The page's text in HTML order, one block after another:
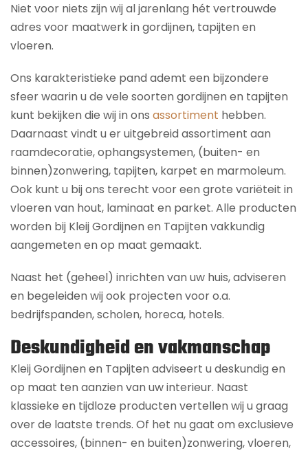
Niet voor niets zijn wij al jarenlang hét vertrouwde
adres voor maatwerk in gordijnen, tapijten en
vloeren.
Ons karakteristieke pand ademt een bijzondere
sfeer waarin u de vele soorten gordijnen en tapijten
kunt bekijken die wij in ons assortiment hebben.
Daarnaast vindt u er uitgebreid assortiment aan
raamdecoratie, ophangsystemen, (buiten- en
binnen)zonwering, tapijten, karpet en marmoleum.
Ook kunt u bij ons terecht voor een grote variëteit in
vloeren van hout, laminaat en parket. Alle producten
worden bij Kleij Gordijnen en Tapijten vakkundig
aangemeten en op maat gemaakt.
Naast het (geheel) inrichten van uw huis, adviseren
en begeleiden wij ook projecten voor o.a.
bedrijfspanden, scholen, horeca, hotels.
Deskundigheid en vakmanschap
Kleij Gordijnen en Tapijten adviseert u deskundig en
op maat ten aanzien van uw interieur. Naast
klassieke en tijdloze producten vertellen wij u graag
over de laatste trends. Of het nu gaat om exclusieve
accessoires, (binnen- en buiten)zonwering, vloeren,